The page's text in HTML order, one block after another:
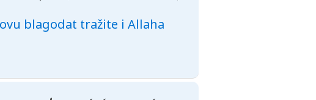
blagodat tražite i Allaha